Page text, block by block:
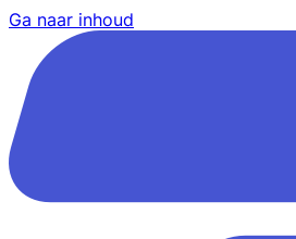
Ga naar inhoud